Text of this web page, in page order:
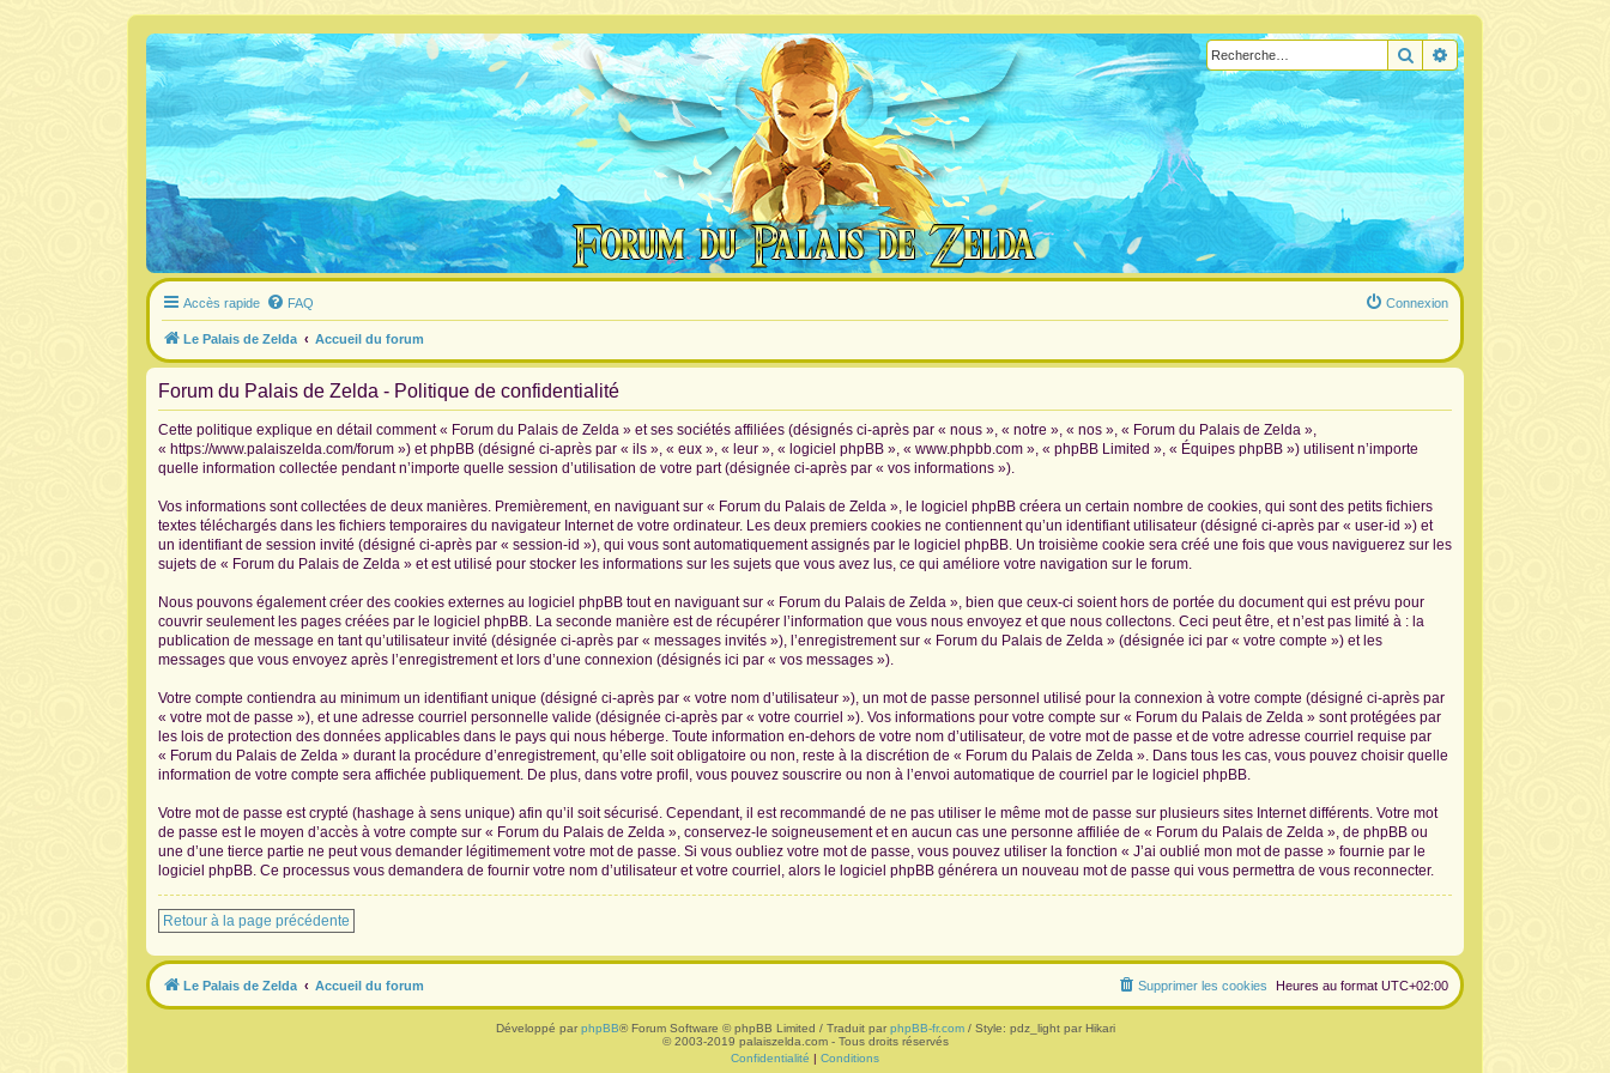
RechercherRecherche avancée
Accès rapide FAQ Connexion
Le Palais de Zelda Accueil du forum
Forum du Palais de Zelda - Politique de confidentialité
Cette politique explique en détail comment « Forum du Palais de Zelda » et ses sociétés affiliées (désignés ci-après par « nous », « notre », « nos », « Forum du Palais de Zelda »,
« https://www.palaiszelda.com/forum ») et phpBB (désigné ci-après par « ils », « eux », « leur », « logiciel phpBB », « www.phpbb.com », « phpBB Limited », « Équipes phpBB ») utilisent n’importe
quelle information collectée pendant n’importe quelle session d’utilisation de votre part (désignée ci-après par « vos informations »).
Vos informations sont collectées de deux manières. Premièrement, en naviguant sur « Forum du Palais de Zelda », le logiciel phpBB créera un certain nombre de cookies, qui sont des petits fichiers
textes téléchargés dans les fichiers temporaires du navigateur Internet de votre ordinateur. Les deux premiers cookies ne contiennent qu’un identifiant utilisateur (désigné ci-après par « user-id ») et
un identifiant de session invité (désigné ci-après par « session-id »), qui vous sont automatiquement assignés par le logiciel phpBB. Un troisième cookie sera créé une fois que vous naviguerez sur les
sujets de « Forum du Palais de Zelda » et est utilisé pour stocker les informations sur les sujets que vous avez lus, ce qui améliore votre navigation sur le forum.
Nous pouvons également créer des cookies externes au logiciel phpBB tout en naviguant sur « Forum du Palais de Zelda », bien que ceux-ci soient hors de portée du document qui est prévu pour
couvrir seulement les pages créées par le logiciel phpBB. La seconde manière est de récupérer l’information que vous nous envoyez et que nous collectons. Ceci peut être, et n’est pas limité à : la
publication de message en tant qu’utilisateur invité (désignée ci-après par « messages invités »), l’enregistrement sur « Forum du Palais de Zelda » (désignée ici par « votre compte ») et les
messages que vous envoyez après l’enregistrement et lors d’une connexion (désignés ici par « vos messages »).
Votre compte contiendra au minimum un identifiant unique (désigné ci-après par « votre nom d’utilisateur »), un mot de passe personnel utilisé pour la connexion à votre compte (désigné ci-après par
« votre mot de passe »), et une adresse courriel personnelle valide (désignée ci-après par « votre courriel »). Vos informations pour votre compte sur « Forum du Palais de Zelda » sont protégées par
les lois de protection des données applicables dans le pays qui nous héberge. Toute information en-dehors de votre nom d’utilisateur, de votre mot de passe et de votre adresse courriel requise par
« Forum du Palais de Zelda » durant la procédure d’enregistrement, qu’elle soit obligatoire ou non, reste à la discrétion de « Forum du Palais de Zelda ». Dans tous les cas, vous pouvez choisir quelle
information de votre compte sera affichée publiquement. De plus, dans votre profil, vous pouvez souscrire ou non à l’envoi automatique de courriel par le logiciel phpBB.
Votre mot de passe est crypté (hashage à sens unique) afin qu’il soit sécurisé. Cependant, il est recommandé de ne pas utiliser le même mot de passe sur plusieurs sites Internet différents. Votre mot
de passe est le moyen d’accès à votre compte sur « Forum du Palais de Zelda », conservez-le soigneusement et en aucun cas une personne affiliée de « Forum du Palais de Zelda », de phpBB ou
une d’une tierce partie ne peut vous demander légitimement votre mot de passe. Si vous oubliez votre mot de passe, vous pouvez utiliser la fonction « J’ai oublié mon mot de passe » fournie par le
logiciel phpBB. Ce processus vous demandera de fournir votre nom d’utilisateur et votre courriel, alors le logiciel phpBB générera un nouveau mot de passe qui vous permettra de vous reconnecter.
Retour à la page précédente
Le Palais de Zelda Accueil du forum Heures au format UTC+02:00
Supprimer les cookies
Développé par phpBB® Forum Software © phpBB Limited / Traduit par phpBB-fr.com/ Style: pdz_light par Hikari
© 2003-2019 palaiszelda.com - Tous droits réservés
Confidentialité | Conditions